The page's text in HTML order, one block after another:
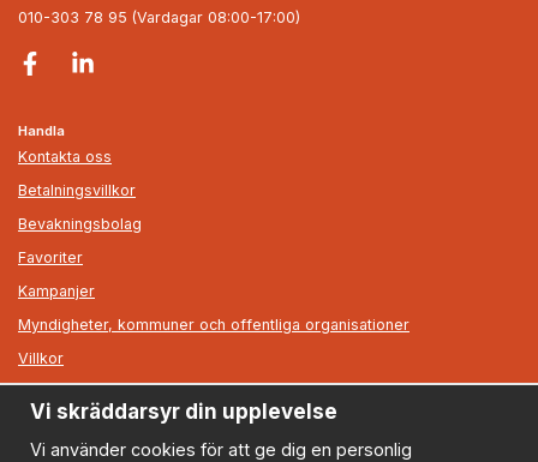
010-303 78 95 (Vardagar 08:00-17:00)
Handla
Kontakta oss
Betalningsvillkor
Bevakningsbolag
Favoriter
Kampanjer
Myndigheter, kommuner och offentliga organisationer
Villkor
Information
Om oss
Vi skräddarsyr din upplevelse
Vi använder cookies för att ge dig en personlig